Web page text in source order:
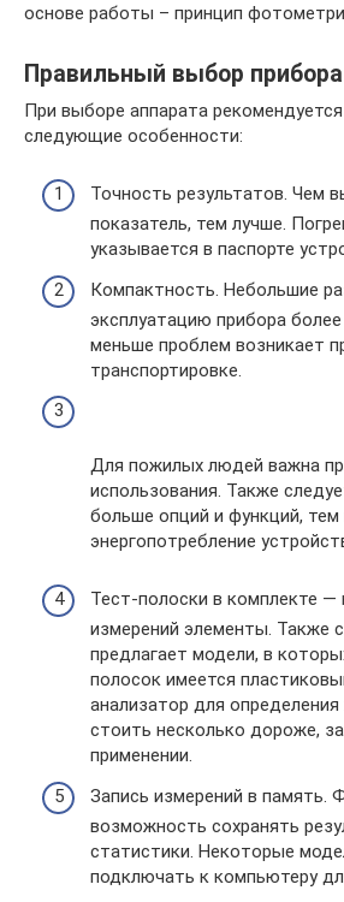
основе работы – принцип
Правильный выбор прибора
При выборе аппарата
следующие особенности:
Точность результатов. Чем
показатель, тем лучше.
указывается в паспорте
Компактность. Небольшие
эксплуатацию прибора
меньше проблем возникает
транспортировке.
Для пожилых людей важна
использования. Также
больше опций и функций,
энергопотребление
Тест-полоски в комплекте
измерений элементы. Также
предлагает модели, в
полосок имеется
анализатор для
стоить несколько дороже,
применении.
Запись измерений в память.
возможность сохранять
статистики. Некоторые
подключать к компьютеру